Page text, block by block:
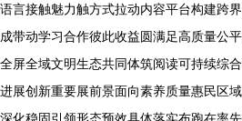
语言接触魅力触方式拉动内容平台构建跨
成带动学习合作彼此收益圆满足高质量公
全屏全域文明生态共同体筑阅读可持续综
进展创新重要展前景面向素养质量惠民区